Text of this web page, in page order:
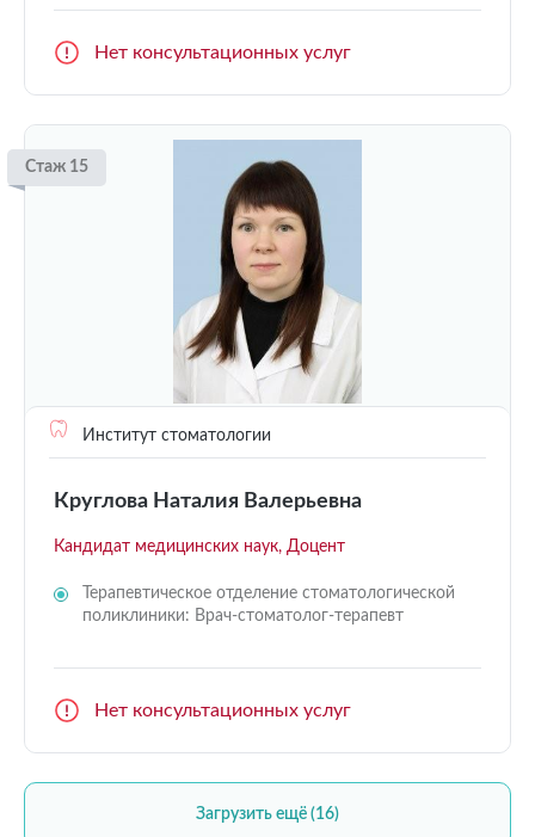
Нет консультационных услуг
Стаж 15
Институт стоматологии
Круглова Наталия Валерьевна
Кандидат медицинских наук, Доцент
Терапевтическое отделение стоматологической
поликлиники: Врач-стоматолог-терапевт
Нет консультационных услуг
Загрузить ещё (16)